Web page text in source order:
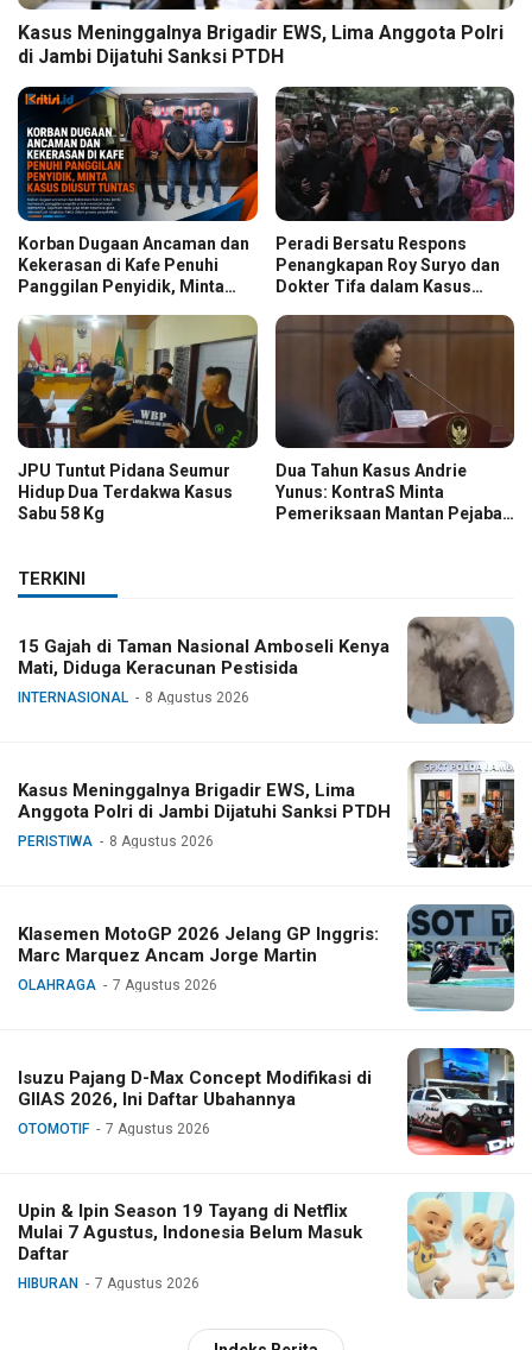
Kasus Meninggalnya Brigadir EWS, Lima Anggota Polri
di Jambi Dijatuhi Sanksi PTDH
Korban Dugaan Ancaman dan
Kekerasan di Kafe Penuhi
Panggilan Penyidik, Minta
Peradi Bersatu Respons
Penangkapan Roy Suryo dan
Dokter Tifa dalam Kasus
JPU Tuntut Pidana Seumur
Hidup Dua Terdakwa Kasus
Sabu 58 Kg
Dua Tahun Kasus Andrie
Yunus: KontraS Minta
Pemeriksaan Mantan Pejabat
TERKINI
15 Gajah di Taman Nasional Amboseli Kenya
Mati, Diduga Keracunan Pestisida
INTERNASIONAL 8 Agustus 2026
Kasus Meninggalnya Brigadir EWS, Lima
Anggota Polri di Jambi Dijatuhi Sanksi PTDH
PERISTIWA 8 Agustus 2026
Klasemen MotoGP 2026 Jelang GP Inggris:
Marc Marquez Ancam Jorge Martin
OLAHRAGA 7 Agustus 2026
Isuzu Pajang D-Max Concept Modifikasi di
GIIAS 2026, Ini Daftar Ubahannya
OTOMOTIF 7 Agustus 2026
Upin & Ipin Season 19 Tayang di Netflix
Mulai 7 Agustus, Indonesia Belum Masuk
Daftar
HIBURAN 7 Agustus 2026